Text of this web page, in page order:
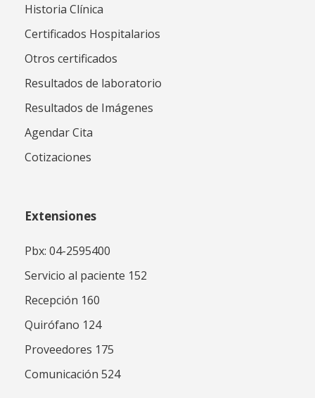
Historia Clínica
Certificados Hospitalarios
Otros certificados
Resultados de laboratorio
Resultados de Imágenes
Agendar Cita
Cotizaciones
Extensiones
Pbx: 04-2595400
Servicio al paciente 152
Recepción 160
Quirófano 124
Proveedores 175
Comunicación 524